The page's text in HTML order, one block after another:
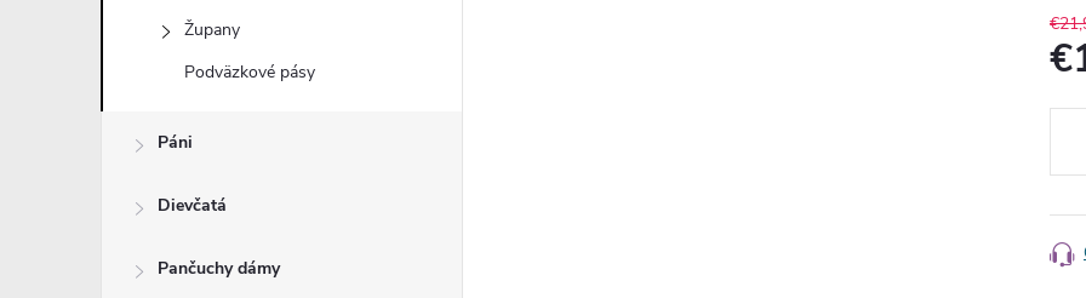
Župany
Podväzkové pásy
Páni
Dievčatá
Pančuchy dámy